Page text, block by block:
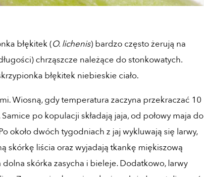
błękitek (O. lichenis) bardzo często żerują na
chrząszcze należące do stonkowatych.
błękitek niebieskie ciało.
Wiosną, gdy temperatura zaczyna przekraczać 10
po kopulacji składają jaja, od połowy maja do
około dwóch tygodniach z jaj wykluwają się larwy,
skórkę liścia oraz wyjadają tkankę miękiszową
skórka zasycha i bieleje. Dodatkowo, larwy